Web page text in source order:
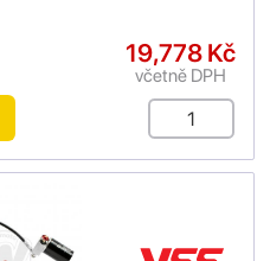
19,778 Kč
včetně DPH